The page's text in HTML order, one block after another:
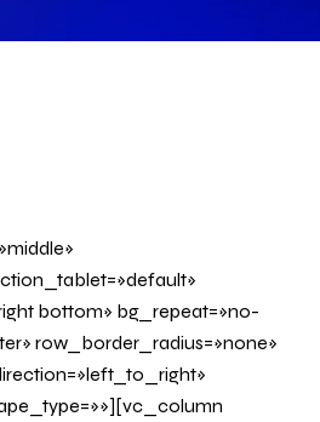
bottom» bg_repeat=»no-
row_border_radius=»none»